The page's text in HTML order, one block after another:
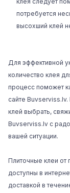
потребуется
высохший клей
Для эффективной
количество клея
процесс поможет
сайте
клей выбрать,
Buvserviss.lv с
вашей ситуации.
Плиточные клеи от
доступны в
доставкой в